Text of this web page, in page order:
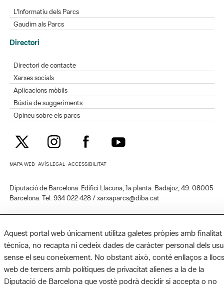
L'Informatiu dels Parcs
Gaudim als Parcs
Directori
Directori de contacte
Xarxes socials
Aplicacions mòbils
Bústia de suggeriments
Opineu sobre els parcs
MAPA WEB AVÍS LEGAL ACCESSIBILITAT
Diputació de Barcelona. Edifici Llacuna, 1a planta. Badajoz, 49. 08005
Barcelona. Tel. 934 022 428 / xarxaparcs@diba.cat
Aquest portal web únicament utilitza galetes pròpies amb finalitat
tècnica, no recapta ni cedeix dades de caràcter personal dels
sense el seu coneixement. No obstant això, conté enllaços a llocs
web de tercers amb polítiques de privacitat alienes a la de la
Diputació de Barcelona que vostè podrà decidir si accepta o no